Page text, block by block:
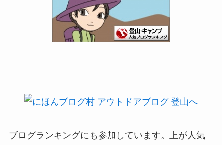
ブログランキングにも参加しています。上が人気